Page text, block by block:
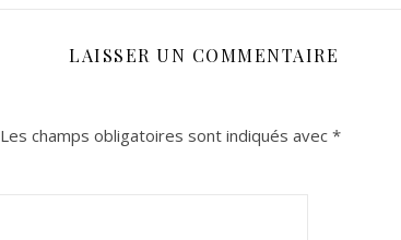
LAISSER UN COMMENTAIRE
Les champs obligatoires sont indiqués avec *